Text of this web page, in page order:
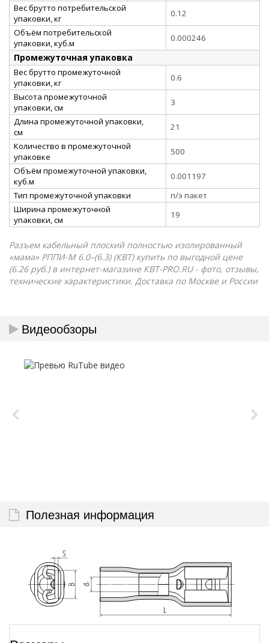
Вес брутто потребительской
упаковки, кг
0.12
Объём потребительской
упаковки, куб.м
0.000246
Промежуточная упаковка
Вес брутто промежуточной
упаковки, кг
0.6
Высота промежуточной
упаковки, см
3
Длина промежуточной упаковки,
см
21
Количество в промежуточной
упаковке
500
Объём промежуточной упаковки,
куб.м
0.001197
Тип промежуточной упаковки
п/э пакет
Ширина промежуточной
упаковки, см
19
Разъем кабельный плоский полностью изолированный
«мама» РППИ-М 6.0–(6.3) (КВТ) купить по выгодной цене
(6.26 руб.) в интернет-магазине КВТ-PRO.RU - фото, отзывы,
технические характеристики. Доставка по Москве и России
Видеообзоры
Полезная информация